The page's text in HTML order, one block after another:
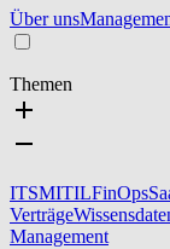
Über uns
Themen
ITSMITILFinOps
Verträge
Management